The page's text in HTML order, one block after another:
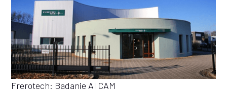
Frerotech: Badanie AI CAM